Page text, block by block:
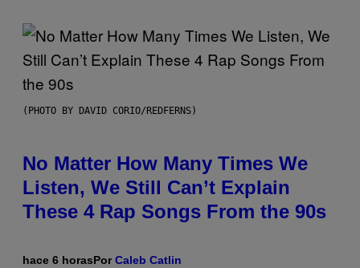
(PHOTO BY DAVID CORIO/REDFERNS)
No Matter How Many Times We
Listen, We Still Can’t Explain
These 4 Rap Songs From the 90s
hace 6 horasPorCaleb Catlin